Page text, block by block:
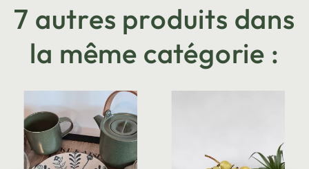
7 autres produits dans
la même catégorie :